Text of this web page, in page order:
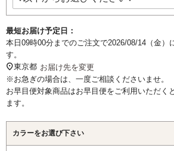
最短お届け予定日：
本日09時00分 までのご注文で2026/08/14（金）
す。
東京都 お届け先を変更
※お急ぎの場合は、一度ご相談くださいませ。
お早目便対象商品はお早目便をご利用いただく
ます。
カラーをお選び下さい